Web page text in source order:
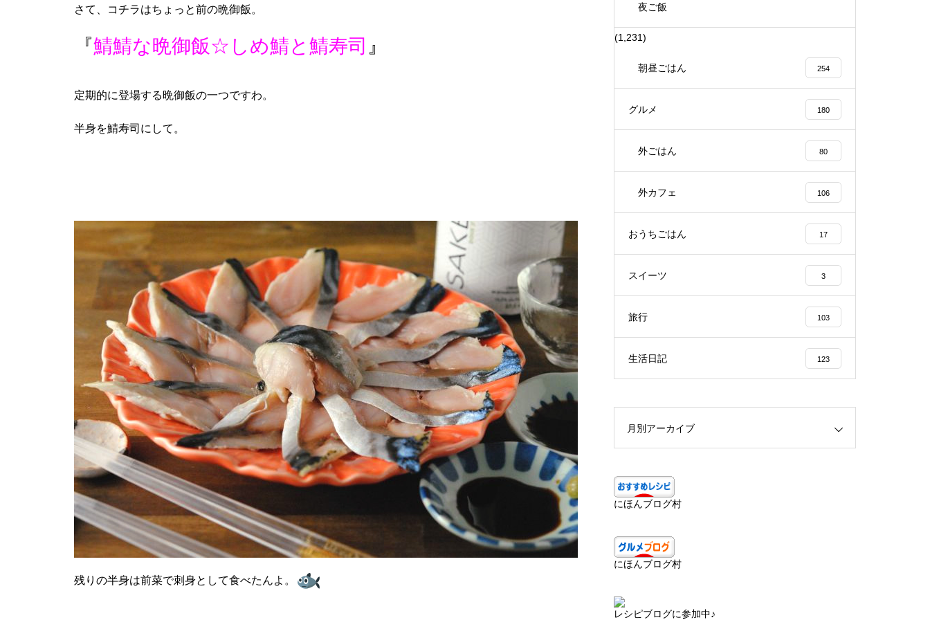
さて、コチラはちょっと前の晩御飯。
『鯖鯖な晩御飯☆しめ鯖と鯖寿司 』
定期的に登場する晩御飯の一つですわ。
半身を鯖寿司にして。
残りの半身は前菜で刺身として食べたんよ。
夜ご飯
(1,231)
朝昼ごはん 254
グルメ 180
外ごはん 80
外カフェ 106
おうちごはん 17
スイーツ 3
旅行 103
生活日記 123
月別アーカイブ
にほんブログ村
にほんブログ村
レシピブログに参加中♪